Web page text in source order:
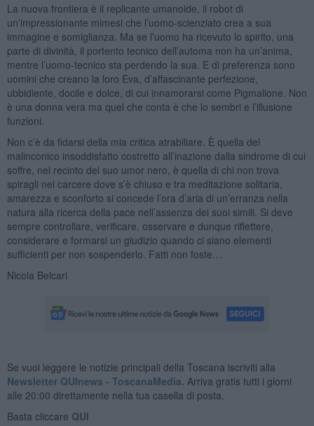
La nuova frontiera è il replicante umanoide, il robot di
un’impressionante mimesi che l’uomo-scienziato crea a sua
immagine e somiglianza. Ma se l’uomo ha ricevuto lo spirito, una
parte di divinità, il portento tecnico dell’automa non ha un’anima,
mentre l’uomo-tecnico sta perdendo la sua. E di preferenza sono
uomini che creano la loro Eva, d’affascinante perfezione,
ubbidiente, docile e dolce, di cui innamorarsi come Pigmalione. Non
è una donna vera ma quel che conta è che lo sembri e l’illusione
funzioni.
Non c’è da fidarsi della mia critica atrabiliare. È quella del
malinconico insoddisfatto costretto all’inazione dalla sindrome di cui
soffre, nel recinto del suo umor nero, è quella di chi non trova
spiragli nel carcere dove s’è chiuso e tra meditazione solitaria,
amarezza e sconforto si concede l’ora d’aria di un’erranza nella
natura alla ricerca della pace nell’assenza dei suoi simili. Si deve
sempre controllare, verificare, osservare e dunque riflettere,
considerare e formarsi un giudizio quando ci siano elementi
sufficienti per non sospenderlo. Fatti non foste…
Nicola Belcari
Se vuoi leggere le notizie principali della Toscana iscriviti alla
Newsletter QUInews - ToscanaMedia. Arriva gratis tutti i giorni
alle 20:00 direttamente nella tua casella di posta.
Basta cliccare QUI